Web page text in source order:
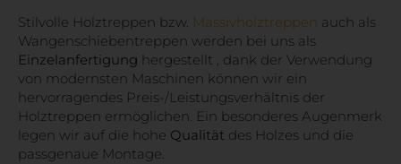
Stilvolle Holztreppen bzw. Massivholztreppen auch als
Wangenschiebentreppen werden bei uns als
Einzelanfertigung hergestellt , dank der Verwendung
von modernsten Maschinen können wir ein
hervorragendes Preis-/Leistungsverhältnis der
Holztreppen ermöglichen. Ein besonderes Augenmerk
legen wir auf die hohe Qualität des Holzes und die
passgenaue Montage.